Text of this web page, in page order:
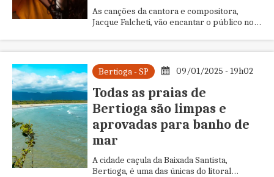
As canções da cantora e compositora,
Jacque Falcheti, vão encantar o público no
Bertioga - SP 09/01/2025 - 19h02
Todas as praias de
Bertioga são limpas e
aprovadas para banho de
mar
A cidade caçula da Baixada Santista,
Bertioga, é uma das únicas do litoral